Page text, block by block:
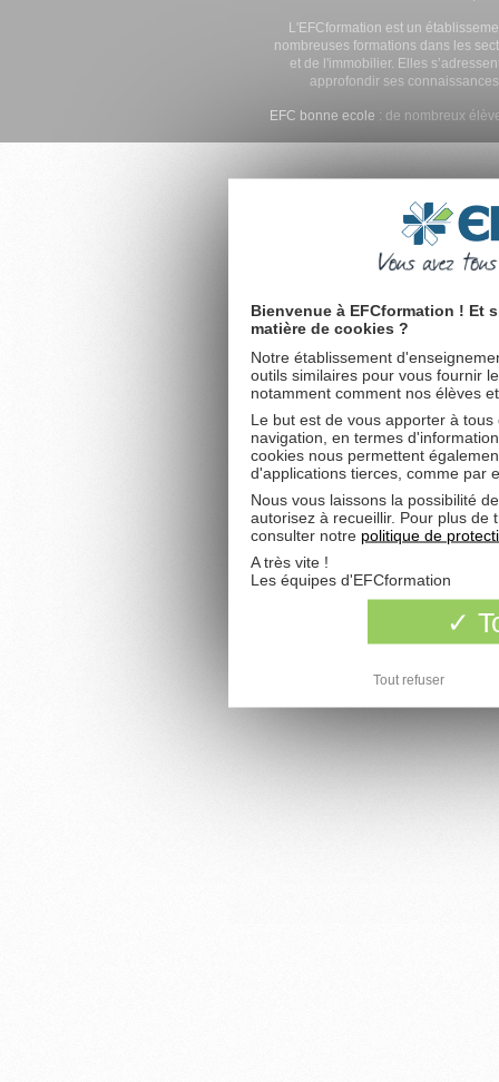
L'EFCformation est un
nombreuses formations dans les
et de l'immobilier. Elles
approfondir ses
EFC bonne ecole : de nombreux
Bienvenue à EFCformation ! Et
matière de cookies ?
Notre établissement
outils similaires pour vous fournir
notamment comment nos élèves
Le but est de vous apporter à
navigation, en termes
cookies nous permettent
d'applications tierces, comme par
Nous vous laissons la possibilité
autorisez à recueillir. Pour plus de
consulter notre politique de
A très vite !
Les équipes d'EFCformation
Tout refuser